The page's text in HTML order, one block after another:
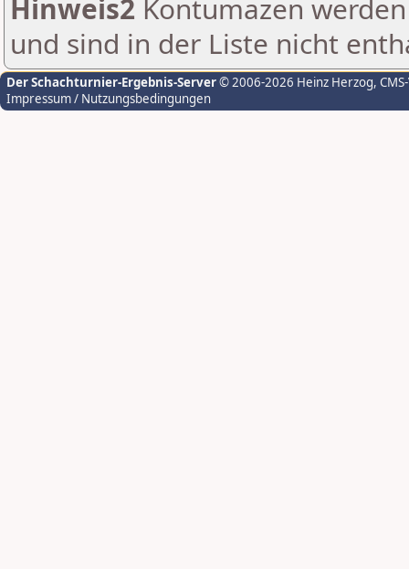
Hinweis2 Kontumazen
und sind in der Liste nicht
Der Schachturnier-Ergebnis-Server© 2006-2026 Heinz Herzog,
Impressum / Nutzungsbedingungen